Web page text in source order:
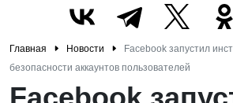
Главная Новости
Facebook запустил
безопасности аккаунтов пользователей